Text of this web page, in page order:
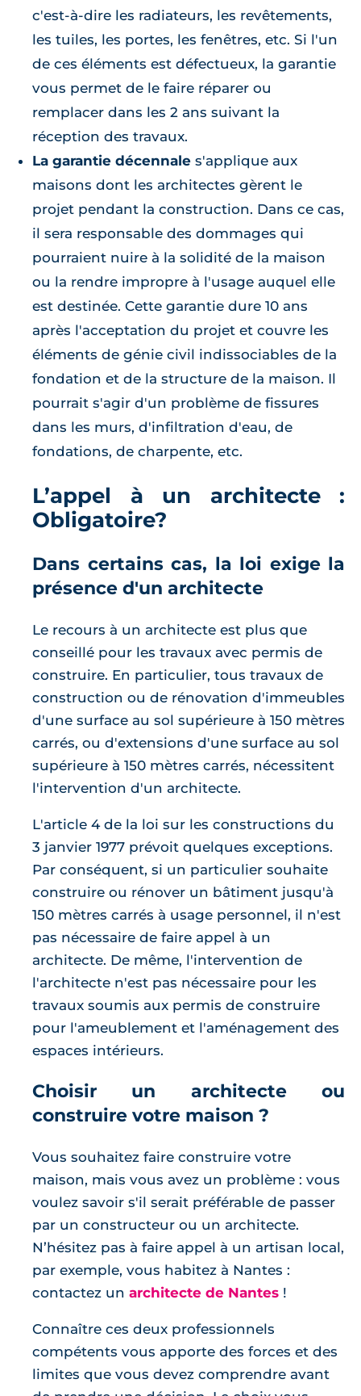
c'est-à-dire les radiateurs, les revêtements,
les tuiles, les portes, les fenêtres, etc. Si l'un
de ces éléments est défectueux, la garantie
vous permet de le faire réparer ou
remplacer dans les 2 ans suivant la
réception des travaux.
La garantie décennale s'applique aux
maisons dont les architectes gèrent le
projet pendant la construction. Dans ce cas,
il sera responsable des dommages qui
pourraient nuire à la solidité de la maison
ou la rendre impropre à l'usage auquel elle
est destinée. Cette garantie dure 10 ans
après l'acceptation du projet et couvre les
éléments de génie civil indissociables de la
fondation et de la structure de la maison. Il
pourrait s'agir d'un problème de fissures
dans les murs, d'infiltration d'eau, de
fondations, de charpente, etc.
L’appel à un architecte :
Obligatoire?
Dans certains cas, la loi exige la
présence d'un architecte
Le recours à un architecte est plus que
conseillé pour les travaux avec permis de
construire. En particulier, tous travaux de
construction ou de rénovation d'immeubles
d'une surface au sol supérieure à 150 mètres
carrés, ou d'extensions d'une surface au sol
supérieure à 150 mètres carrés, nécessitent
l'intervention d'un architecte.
L'article 4 de la loi sur les constructions du
3 janvier 1977 prévoit quelques exceptions.
Par conséquent, si un particulier souhaite
construire ou rénover un bâtiment jusqu'à
150 mètres carrés à usage personnel, il n'est
pas nécessaire de faire appel à un
architecte. De même, l'intervention de
l'architecte n'est pas nécessaire pour les
travaux soumis aux permis de construire
pour l'ameublement et l'aménagement des
espaces intérieurs.
Choisir un architecte ou
construire votre maison ?
Vous souhaitez faire construire votre
maison, mais vous avez un problème : vous
voulez savoir s'il serait préférable de passer
par un constructeur ou un architecte.
N’hésitez pas à faire appel à un artisan local,
par exemple, vous habitez à Nantes :
contactez un architecte de Nantes !
Connaître ces deux professionnels
compétents vous apporte des forces et des
limites que vous devez comprendre avant